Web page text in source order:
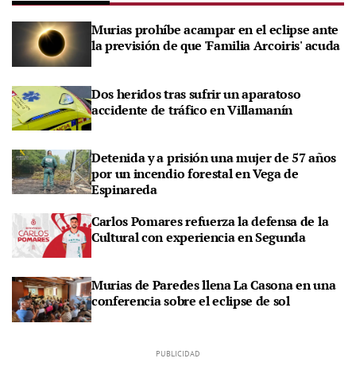
Murias prohíbe acampar en el eclipse ante
la previsión de que 'Familia Arcoiris' acuda
Dos heridos tras sufrir un aparatoso
accidente de tráfico en Villamanín
Detenida y a prisión una mujer de 57 años
por un incendio forestal en Vega de
Espinareda
Carlos Pomares refuerza la defensa de la
Cultural con experiencia en Segunda
Murias de Paredes llena La Casona en una
conferencia sobre el eclipse de sol